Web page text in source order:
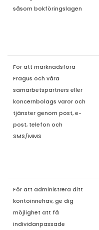
såsom bokföringslagen
För att marknadsföra
Fragus och våra
samarbetspartners eller
koncernbolags varor och
tjänster genom post, e-
post, telefon och
SMS/MMS
För att administrera ditt
kontoinnehav, ge dig
möjlighet att få
individanpassade